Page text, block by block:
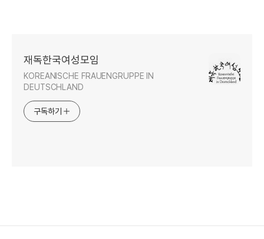
재독한국여성모임
KOREANISCHE FRAUENGRUPPE IN
DEUTSCHLAND
구독하기